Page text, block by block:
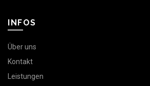
INFOS
Über uns
Kontakt
Leistungen